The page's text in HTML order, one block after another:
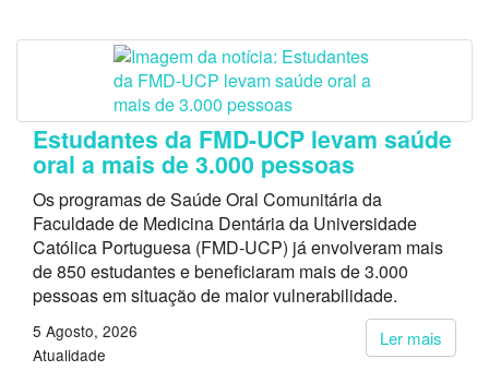
Estudantes da FMD-UCP levam saúde
oral a mais de 3.000 pessoas
Os programas de Saúde Oral Comunitária da
Faculdade de Medicina Dentária da Universidade
Católica Portuguesa (FMD-UCP) já envolveram mais
de 850 estudantes e beneficiaram mais de 3.000
pessoas em situação de maior vulnerabilidade.
Ler mais
5 Agosto, 2026
Atualidade